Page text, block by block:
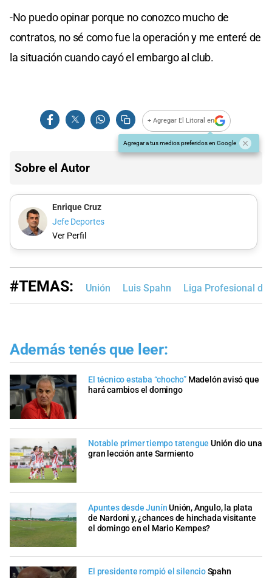
-No puedo opinar porque no conozco mucho de
contratos, no sé como fue la operación y me enteré de
la situación cuando cayó el embargo al club.
+ Agregar El Litoral en
Agregar a tus medios preferidos en Google
Sobre el Autor
Enrique Cruz
Jefe Deportes
Ver Perfil
#TEMAS: Unión Luis Spahn Liga Profesional de
Además tenés que leer:
El técnico estaba “chocho” Madelón avisó que
hará cambios el domingo
Notable primer tiempo tatengue Unión dio una
gran lección ante Sarmiento
Apuntes desde JunínUnión, Angulo, la plata
de Nardoni y, ¿chances de hinchada visitante
el domingo en el Mario Kempes?
El presidente rompió el silencioSpahn